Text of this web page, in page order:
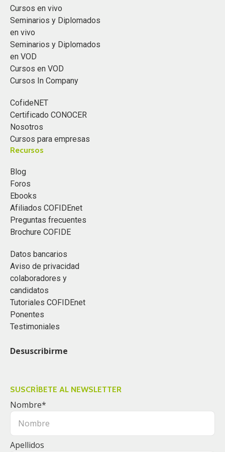
Cursos en vivo
Seminarios y Diplomados
en vivo
Seminarios y Diplomados
en VOD
Cursos en VOD
Cursos In Company
CofideNET
Certificado CONOCER
Nosotros
Cursos para empresas
Recursos
Blog
Foros
Ebooks
Afiliados COFIDEnet
Preguntas frecuentes
Brochure COFIDE
Datos bancarios
Aviso de privacidad
colaboradores y
candidatos
Tutoriales COFIDEnet
Ponentes
Testimoniales
Desuscribirme
SUSCRÍBETE AL NEWSLETTER
Nombre*
Apellidos